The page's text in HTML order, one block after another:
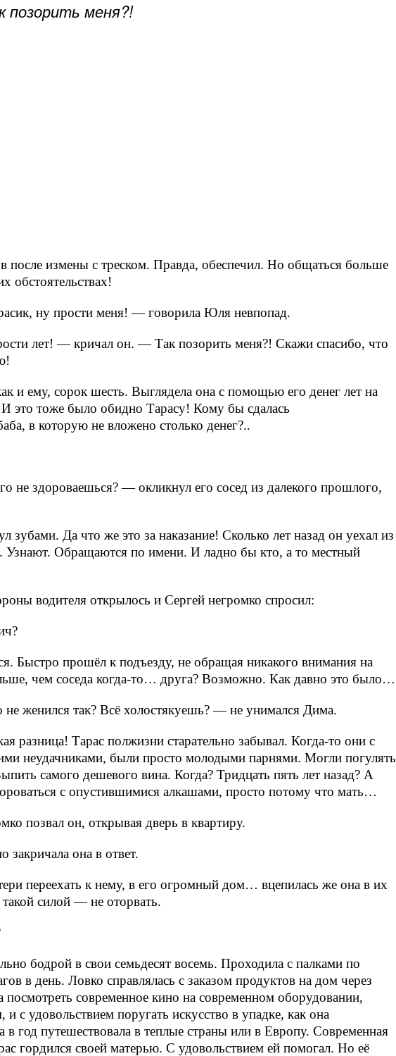
позорить меня?!
после измены с треском. Правда, обеспечил. Но общаться больше
обстоятельствах!
ну прости меня! — говорила Юля невпопад.
лет! — кричал он. — Так позорить меня?! Скажи спасибо, что
и ему, сорок шесть. Выглядела она с помощью его денег лет на
это тоже было обидно Тарасу! Кому бы сдалась
в которую не вложено столько денег?..
не здороваешься? — окликнул его сосед из далекого прошлого,
зубами. Да что же это за наказание! Сколько лет назад он уехал из
Узнают. Обращаются по имени. И ладно бы кто, а то местный
водителя открылось и Сергей негромко спросил:
Быстро прошёл к подъезду, не обращая никакого внимания на
чем соседа когда-то… друга? Возможно. Как давно это было…
не женился так? Всё холостякуешь? — не унимался Дима.
разница! Тарас полжизни старательно забывал. Когда-то они с
неудачниками, были просто молодыми парнями. Могли погулять
самого дешевого вина. Когда? Тридцать пять лет назад? А
с опустившимися алкашами, просто потому что мать…
позвал он, открывая дверь в квартиру.
закричала она в ответ.
переехать к нему, в его огромный дом… вцепилась же она в их
силой — не оторвать.
бодрой в свои семьдесят восемь. Проходила с палками по
в день. Ловко справлялась с заказом продуктов на дом через
современное кино на современном оборудовании,
с удовольствием поругать искусство в упадке, как она
в год путешествовала в теплые страны или в Европу. Современная
гордился своей матерью. С удовольствием ей помогал. Но её